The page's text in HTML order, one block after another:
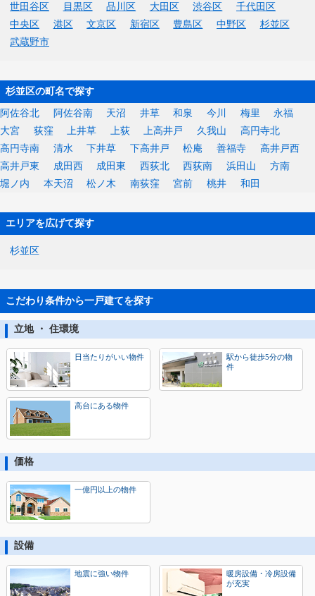
世田谷区 目黒区 品川区 大田区 渋谷区
千代田区
中央区
港区 文京区 新宿区 豊島区 中野区
杉並区
武蔵野市
杉並区の町名で探す
阿佐谷北 阿佐谷南 天沼 井草 和泉 今川 梅里
永福
大宮
荻窪 上井草 上荻 上高井戸 久我山
高円寺北
高円寺南
清水 下井草 下高井戸 松庵 善福寺
高井戸西
高井戸東
成田西 成田東 西荻北 西荻南 浜田山
方南
堀ノ内
本天沼 松ノ木 南荻窪 宮前 桃井 和田
エリアを広げて探す
杉並区
こだわり条件から一戸建てを探す
立地 ・ 住環境
日当たりがいい物件
駅から徒歩5分の物
件
高台にある物件
価格
一億円以上の物件
設備
地震に強い物件
暖房設備・冷房設備
が充実